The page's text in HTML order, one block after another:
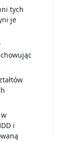
tych
je
w
i